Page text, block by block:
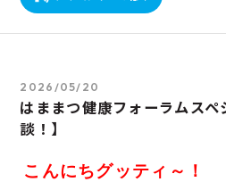
2026/05/20
はままつ健康フォーラムスペ
談！】
こんにちグッティ～！